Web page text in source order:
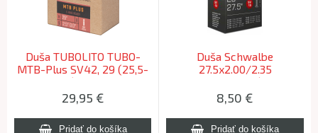
Duša TUBOLITO TUBO-
MTB-Plus SV42, 29 (25,5-
3,0) - 110g
29,95 €
Duša Schwalbe
27.5x2.00/2.35
29x1.75/2.40 FV (50/62-
584/635) 220g
8,50 €